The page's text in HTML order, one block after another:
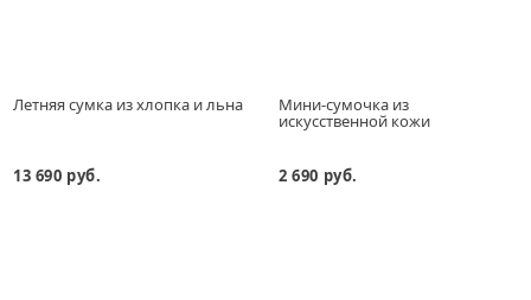
Летняя сумка из хлопка и льна
13 690 руб.
Мини-сумочка из
искусственной кожи
2 690 руб.